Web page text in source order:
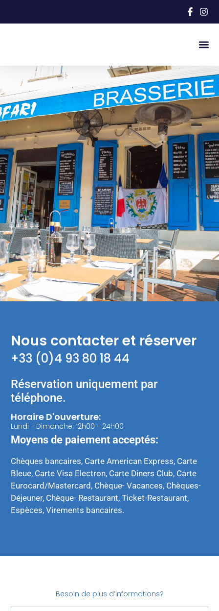
Nous contacter et réserver​
+33 (0)4 93 80 18 44
Réservation uniquement par
téléphone.
Horaire D'ouverture:
Lundi - Dimanche: 12h00 - 24h00
Moyens de paiement acceptés:
Chèques bancaires, Carte American Express, Carte
Bleue, Carte Visa Electron, Carte Diners Club, Carte
Eurocard/Mastercard, Chèque- Vacances, Chèques-
Déjeuner, Chèque- Restaurant, Ticket-Restaurant,
Espèces, Virements bancaires.
Besoin de plus d’informations?